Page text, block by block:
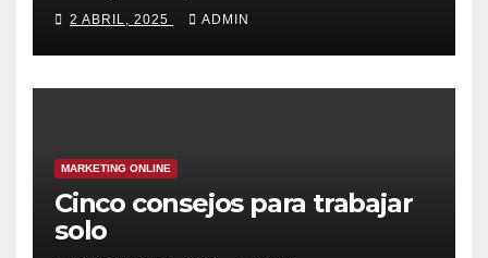
2 ABRIL, 2025 ADMIN
MARKETING ONLINE
Cinco consejos para trabajar
solo